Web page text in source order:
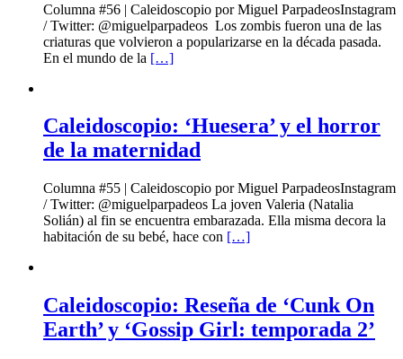
Columna #56 | Caleidoscopio por Miguel ParpadeosInstagram
/ Twitter: @miguelparpadeos Los zombis fueron una de las
criaturas que volvieron a popularizarse en la década pasada.
En el mundo de la […]
Caleidoscopio: ‘Huesera’ y el horror
de la maternidad
Columna #55 | Caleidoscopio por Miguel ParpadeosInstagram
/ Twitter: @miguelparpadeos La joven Valeria (Natalia
Solián) al fin se encuentra embarazada. Ella misma decora la
habitación de su bebé, hace con […]
Caleidoscopio: Reseña de ‘Cunk On
Earth’ y ‘Gossip Girl: temporada 2’